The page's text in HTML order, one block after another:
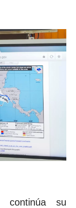
continúa su